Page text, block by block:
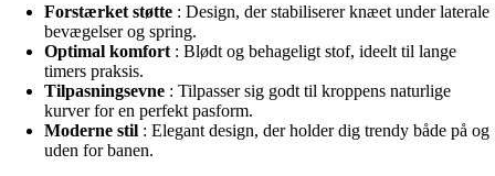
Forstærket støtte : Design, der stabiliserer knæet under laterale
bevægelser og spring.
Optimal komfort : Blødt og behageligt stof, ideelt til lange
timers praksis.
Tilpasningsevne : Tilpasser sig godt til kroppens naturlige
kurver for en perfekt pasform.
Moderne stil : Elegant design, der holder dig trendy både på og
uden for banen.